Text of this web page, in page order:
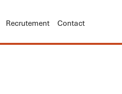
Recrutement Contact